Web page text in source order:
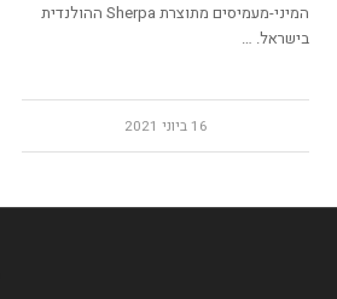
המיני-מעמיסים מתוצרת Sherpa ההולנדית
בישראל. …
16 ביוני 2021